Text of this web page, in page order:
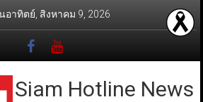
อาทิตย์, สิงหาคม 9, 2026
Siam Hotline News